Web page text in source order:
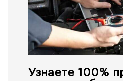
Узнаете 100%